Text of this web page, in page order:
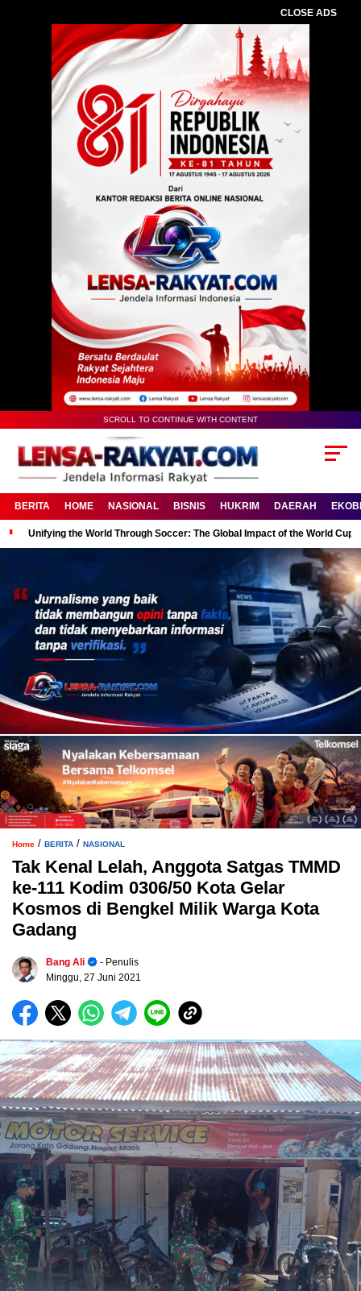
CLOSE ADS
SCROLL TO CONTINUE WITH CONTENT
BERITA HOME NASIONAL BISNIS HUKRIM DAERAH
Unifying the World Through Soccer: The Global Impact of the World Cup
Home / BERITA / NASIONAL
Tak Kenal Lelah, Anggota Satgas TMMD
ke-111 Kodim 0306/50 Kota Gelar
Kosmos di Bengkel Milik Warga Kota
Gadang
Bang Ali
- Penulis
Minggu, 27 Juni 2021